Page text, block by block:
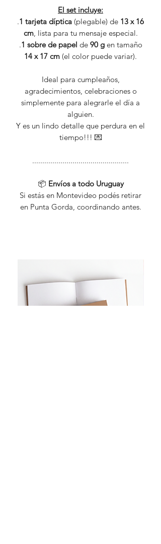
El set incluye:
.1 tarjeta díptica (plegable) de 13 x 16
cm, lista para tu mensaje especial.
.1 sobre de papel de 90 gen tamaño
14 x 17 cm (el color puede variar).
Ideal para cumpleaños,
agradecimientos, celebraciones o
simplemente para alegrarle el día a
alguien.
Y es un lindo detalle que perdura en el
tiempo!!! 💌
................................................
📦 Envíos a todo Uruguay
Si estás en Montevideo podés retirar
en Punta Gorda, coordinando antes.